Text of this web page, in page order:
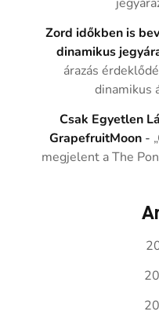
Zord időkben is
dinamikus
árazás
dinamikus
Csak Egyetlen
GrapefruitMoon -
megjelent a The